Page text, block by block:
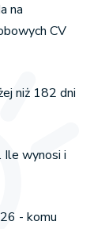
na
CV
niż 182 dni
wynosi i
- komu